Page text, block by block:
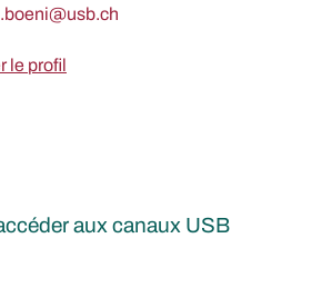
le profil
aux canaux USB